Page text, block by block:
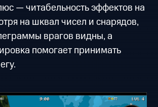
— читабельность эффектов на
на шквал чисел и снарядов,
врагов видны, а
помогает принимать